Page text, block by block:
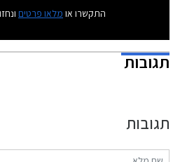
התקשרו או מלאו פרטים
תגובות
תגובות